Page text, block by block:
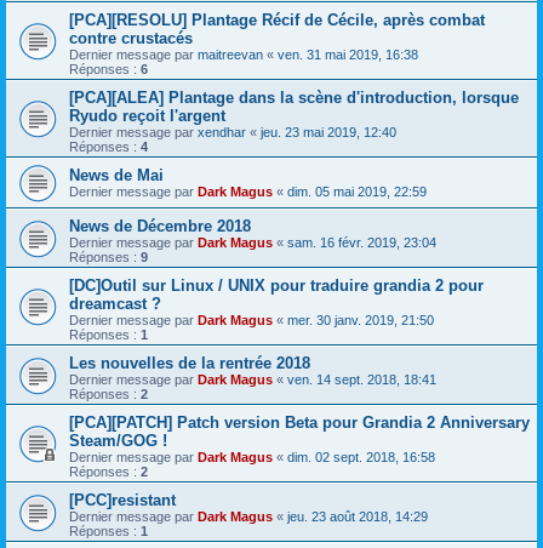
[PCA][RESOLU] Plantage Récif de Cécile, après combat
contre crustacés
Dernier message par maitreevan « ven. 31 mai 2019, 16:38
Réponses : 6
[PCA][ALEA] Plantage dans la scène d'introduction, lorsque
Ryudo reçoit l'argent
Dernier message par xendhar « jeu. 23 mai 2019, 12:40
Réponses : 4
News de Mai
Dernier message par Dark Magus « dim. 05 mai 2019, 22:59
News de Décembre 2018
Dernier message par Dark Magus « sam. 16 févr. 2019, 23:04
Réponses : 9
[DC]Outil sur Linux / UNIX pour traduire grandia 2 pour
dreamcast ?
Dernier message par Dark Magus « mer. 30 janv. 2019, 21:50
Réponses : 1
Les nouvelles de la rentrée 2018
Dernier message par Dark Magus « ven. 14 sept. 2018, 18:41
Réponses : 2
[PCA][PATCH] Patch version Beta pour Grandia 2 Anniversary
Steam/GOG !
Dernier message par Dark Magus « dim. 02 sept. 2018, 16:58
Réponses : 2
[PCC]resistant
Dernier message par Dark Magus « jeu. 23 août 2018, 14:29
Réponses : 1